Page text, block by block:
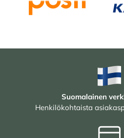
Suomalainen
Henkilökohtaista